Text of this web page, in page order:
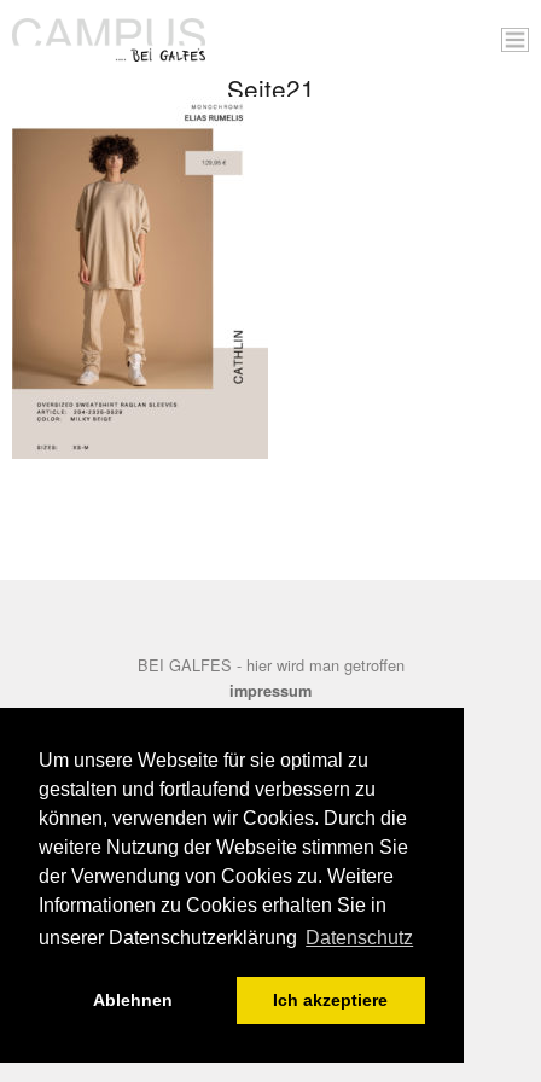
Um unsere Webseite für sie optimal zu
gestalten und fortlaufend verbessern zu
können, verwenden wir Cookies. Durch die
weitere Nutzung der Webseite stimmen Sie
der Verwendung von Cookies zu. Weitere
Informationen zu Cookies erhalten Sie in
unserer Datenschutzerklärung Datenschutz
Ablehnen Ich akzeptiere
Seite21
BEI GALFES - hier wird man getroffen
impressum